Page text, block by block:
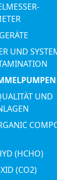
UND
UND
(HCHO)
(CO2)